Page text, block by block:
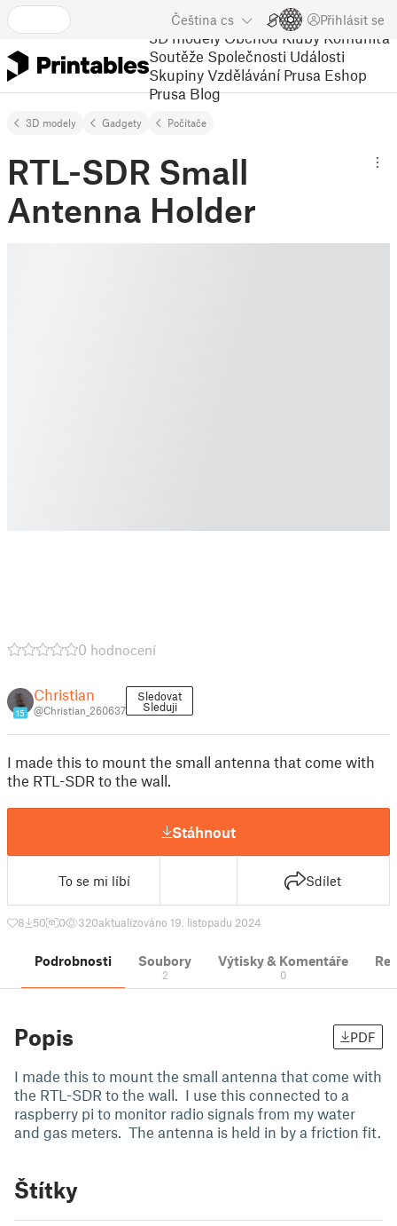
Čeština cs Přihlásit se
3D modely Obchod Kluby Komunita
Soutěže Společnosti Události
Skupiny Vzdělávání Prusa Eshop
Prusa Blog
3D modely Gadgety Počítače
RTL-SDR Small
Antenna Holder
0 hodnocení
15
Christian
@Christian_260637
Sledovat
Sleduji
I made this to mount the small antenna that come with
the RTL-SDR to the wall.
Stáhnout
To se mi líbí Sdílet
8 50 0 320aktualizováno 19. listopadu 2024
Podrobnosti Soubory
2
Výtisky & Komentáře
0
Popis PDF
I made this to mount the small antenna that come with
the RTL-SDR to the wall. I use this connected to a
raspberry pi to monitor radio signals from my water
and gas meters. The antenna is held in by a friction fit.
Štítky